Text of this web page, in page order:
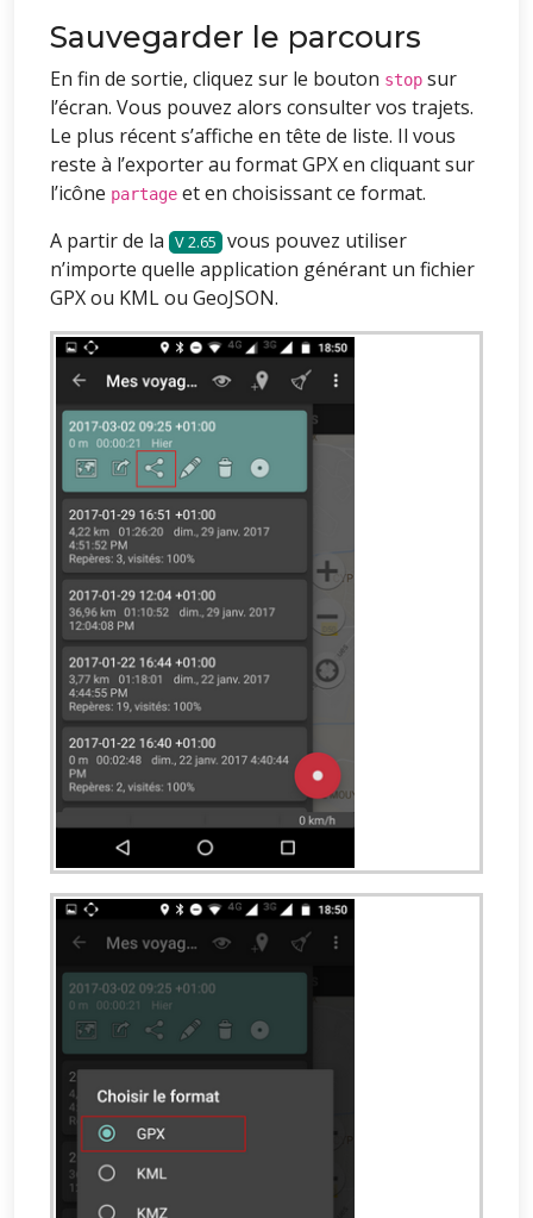
Sauvegarder le parcours
En fin de sortie, cliquez sur le bouton stop sur
l’écran. Vous pouvez alors consulter vos trajets.
Le plus récent s’affiche en tête de liste. Il vous
reste à l’exporter au format GPX en cliquant sur
l’icône partage et en choisissant ce format.
A partir de la
2.65 vous pouvez utiliser
n’importe quelle application générant un fichier
GPX ou KML ou GeoJSON.